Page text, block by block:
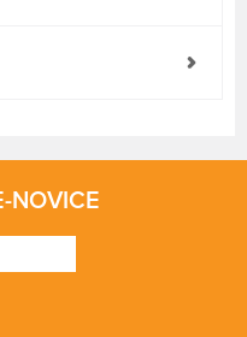
NOVICE